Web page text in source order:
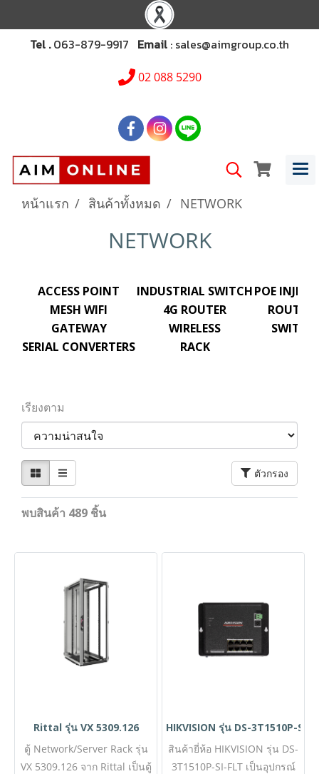
Tel .063-879-9917 Email : sales@aimgroup.co.th
02 088 5290
หน้าแรก สินค้าทั้งหมด NETWORK
NETWORK
ACCESS POINT INDUSTRIAL SWITCHPOE
MESH WIFI
4G ROUTER
ROUTERS
GATEWAY
WIRELESS
SWITCH
SERIAL CONVERTERS
RACK
เรียงตาม
ตัวกรอง
พบสินค้า 489 ชิ้น
Rittal รุ่น VX 5309.126
ตู้ Network/Server Rack รุ่น
VX 5309.126 จาก Rittal เป็นตู้
HIKVISION รุ่น DS-3T1510P-SI-
สินค้ายี่ห้อ HIKVISION รุ่น DS-
3T1510P-SI-FLT เป็นอุปกรณ์